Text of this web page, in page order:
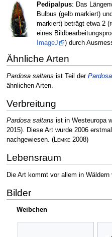
Pedipalpus: Das
Bulbus (gelb markiert)
markiert) beträgt etwa 2
eines
ImageJ
) durch
Ähnliche Arten
Pardosa saltans ist Teil der
ähnlichen Arten.
Verbreitung
Pardosa saltans ist in Westeuropa
2015). Diese Art wurde 2006
nachgewiesen. (Lemke2008)
Lebensraum
Die Art kommt vor allem in Wäldern
Bilder
Weibchen